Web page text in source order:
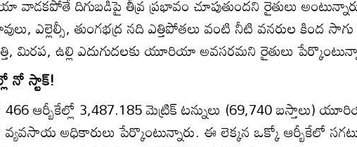
ఎల్లెల్సీ, తుంగభద్ర నది ఎత్తిపోతలు వంటి నీటి వనరుల కింద
మిరప, ఉల్లి ఎదుగుదలకు యూరియా అవసరమని రైతులు
నో స్టాక్‌!
ఆర్బీకేల్లో 3,487.185 మెట్రిక్‌ టన్నులు (69,740 బస్తాలు)
అధికారులు పేర్కొంటున్నారు. ఈ లెక్కన ఒక్కో ఆర్బీకేలో